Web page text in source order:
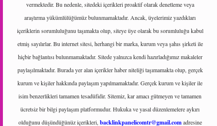
vermektedir. Bu nedenle, sitedeki içerikleri proaktif olarak denetleme veya
araştırma yükümlülüğümüz bulunmamaktadır. Ancak, üyelerimiz yazdıkları
içeriklerin sorumluluğunu taşımakta olup, siteye üye olarak bu sorumluluğu kabul
etmiş sayılırlar. Bu internet sitesi, herhangi bir marka, kurum veya şahıs şirketi ile
hiçbir bağlantısı bulunmamaktadır. Sitede yalnızca kendi hazırladığımız makaleler
paylaşılmaktadır. Burada yer alan içerikler haber niteliği taşımamakta olup, gerçek
kurum ve kişiler hakkında paylaşım yapılmamaktadır. Gerçek kurum ve kişiler ile
isim benzerlikleri tamamen tesadüfidir. Sitemiz, kar amacı gütmeyen ve tamamen
ücretsiz bir bilgi paylaşım platformudur. Hukuka ve yasal düzenlemelere aykırı
olduğunu düşündüğünüz içerikleri, backlinkpanelicomtr@gmail.comadresine